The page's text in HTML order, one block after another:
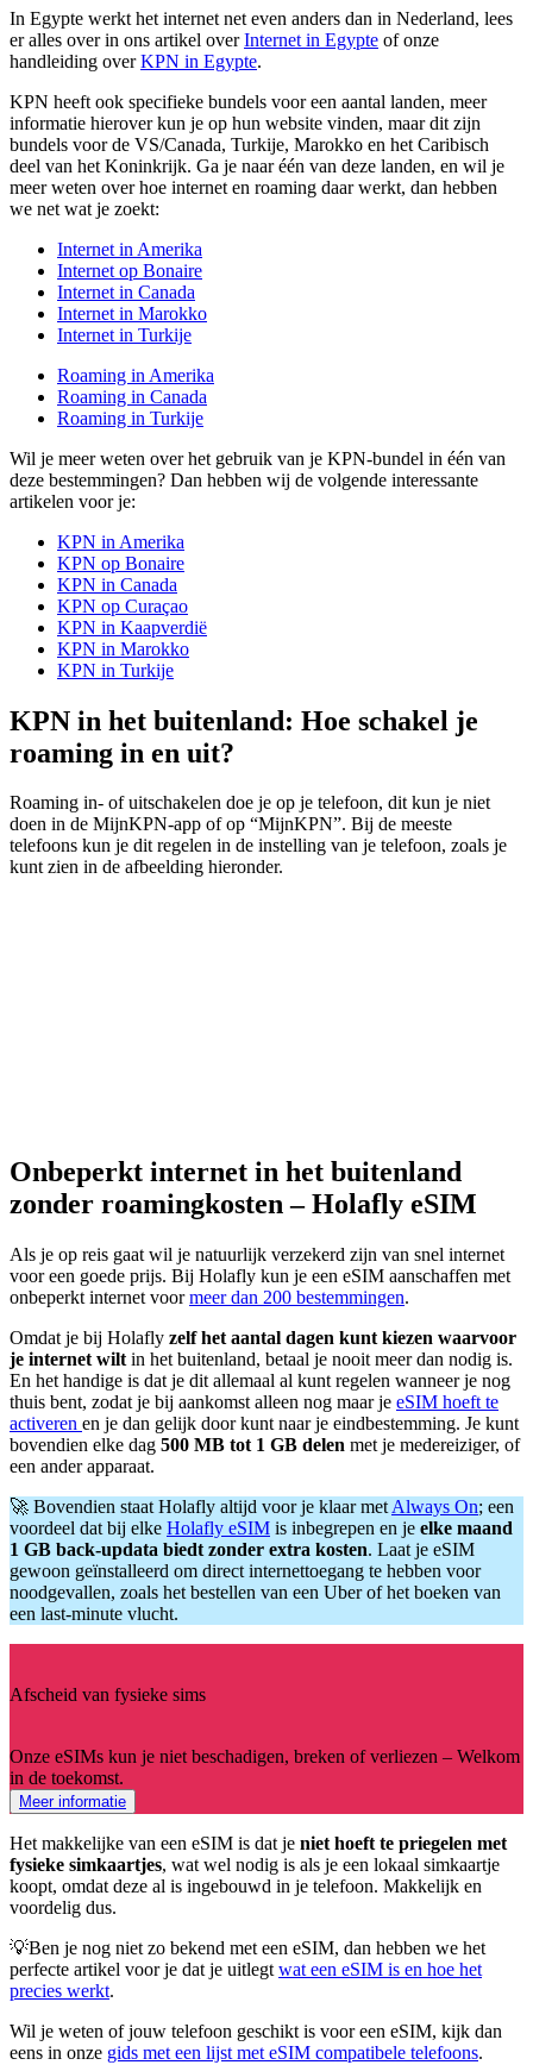
In Egypte werkt het internet net even anders dan in Nederland, lees
er alles over in ons artikel overInternet in Egypte of onze
handleiding overKPN in Egypte.
KPN heeft ook specifieke bundels voor een aantal landen, meer
informatie hierover kun je op hun website vinden, maar dit zijn
bundels voor de VS/Canada, Turkije, Marokko en het Caribisch
deel van het Koninkrijk. Ga je naar één van deze landen, en wil je
meer weten over hoe internet en roaming daar werkt, dan hebben
we net wat je zoekt:
Internet in Amerika
Internet op Bonaire
Internet in Canada
Internet in Marokko
Internet in Turkije
Roaming in Amerika
Roaming in Canada
Roaming in Turkije
Wil je meer weten over het gebruik van je KPN-bundel in één van
deze bestemmingen? Dan hebben wij de volgende interessante
artikelen voor je:
KPN in Amerika
KPN op Bonaire
KPN in Canada
KPN op Curaçao
KPN in Kaapverdië
KPN in Marokko
KPN in Turkije
KPN in het buitenland: Hoe schakel je
roaming in en uit?
Roaming in- of uitschakelen doe je op je telefoon, dit kun je niet
doen in de MijnKPN-app of op “MijnKPN”. Bij de meeste
telefoons kun je dit regelen in de instelling van je telefoon, zoals je
kunt zien in de afbeelding hieronder.
Onbeperkt internet in het buitenland
zonder roamingkosten – Holafly eSIM
Als je op reis gaat wil je natuurlijk verzekerd zijn van snel internet
voor een goede prijs. Bij Holafly kun je een eSIM aanschaffen met
onbeperkt internet voormeer dan 200 bestemmingen.
Omdat je bij Holafly zelf het aantal dagen kunt kiezen waarvoor
je internet wilt in het buitenland, betaal je nooit meer dan nodig is.
En het handige is dat je dit allemaal al kunt regelen wanneer je nog
thuis bent, zodat je bij aankomst alleen nog maar je eSIM hoeft te
activeren en je dan gelijk door kunt naar je eindbestemming. Je kunt
bovendien elke dag 500 MB tot 1 GB delen met je medereiziger, of
een ander apparaat.
🚀 Bovendien staat Holafly altijd voor je klaar met Always On; een
voordeel dat bij elke Holafly eSIM is inbegrepen en je elke maand
1 GB back-updata biedt zonder extra kosten. Laat je eSIM
gewoon geïnstalleerd om direct internettoegang te hebben voor
noodgevallen, zoals het bestellen van een Uber of het boeken van
een last-minute vlucht.
Afscheid van fysieke sims
Onze eSIMs kun je niet beschadigen, breken of verliezen – Welkom
in de toekomst.
Meer informatie
Het makkelijke van een eSIM is dat je niet hoeft te priegelen met
fysieke simkaartjes, wat wel nodig is als je een lokaal simkaartje
koopt, omdat deze al is ingebouwd in je telefoon. Makkelijk en
voordelig dus.
💡Ben je nog niet zo bekend met een eSIM, dan hebben we het
perfecte artikel voor je dat je uitlegt wat een eSIM is en hoe het
precies werkt.
Wil je weten of jouw telefoon geschikt is voor een eSIM, kijk dan
eens in onze gids met een lijst met eSIM compatibele telefoons.